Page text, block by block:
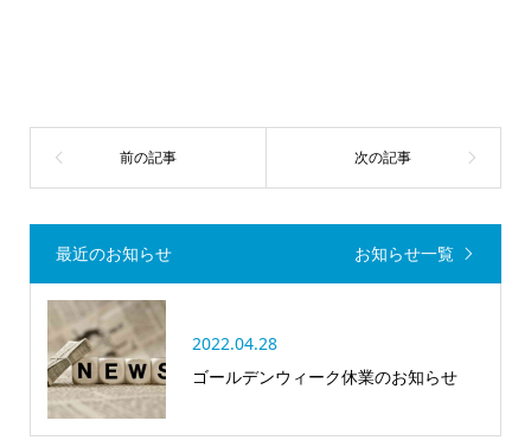
最近のお知らせ お知らせ一覧
2022.04.28
ゴールデンウィーク休業のお知らせ